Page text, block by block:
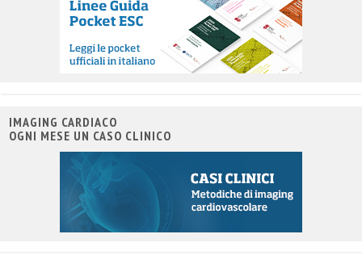
IMAGING CARDIACO
OGNI MESE UN CASO CLINICO